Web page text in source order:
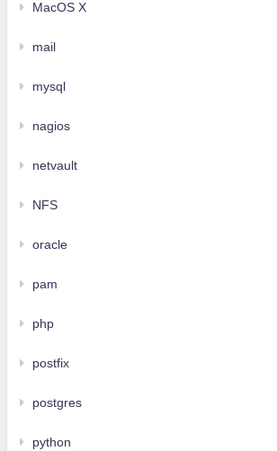
MacOS X
mail
mysql
nagios
netvault
NFS
oracle
pam
php
postfix
postgres
python